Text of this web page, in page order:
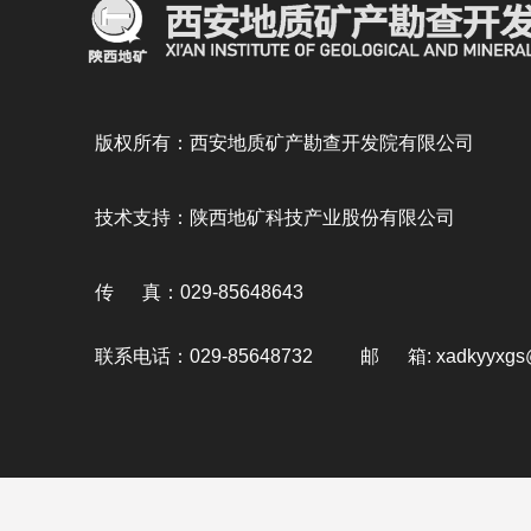
版权所有：西安地质矿产勘查开发院有限公司
技术支持：陕西地矿科技产业股份有限公司
传 真：029-85648643
联系电话：029-85648732 邮 箱: